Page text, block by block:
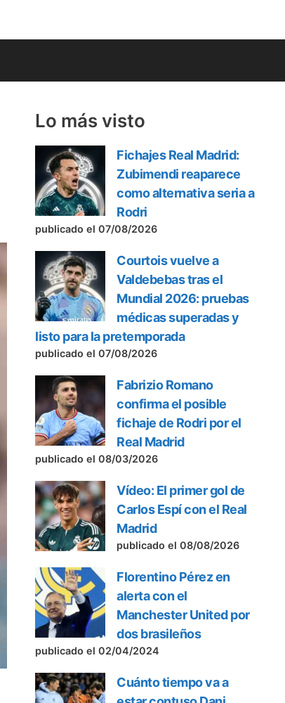
Lo más visto
Fichajes Real Madrid:
Zubimendi reaparece
como alternativa seria a
Rodri
publicado el 07/08/2026
Courtois vuelve a
Valdebebas tras el
Mundial 2026: pruebas
médicas superadas y
listo para la pretemporada
publicado el 07/08/2026
Fabrizio Romano
confirma el posible
fichaje de Rodri por el
Real Madrid
publicado el 08/03/2026
Vídeo: El primer gol de
Carlos Espí con el Real
Madrid
publicado el 08/08/2026
Florentino Pérez en
alerta con el
Manchester United por
dos brasileños
publicado el 02/04/2024
Cuánto tiempo va a